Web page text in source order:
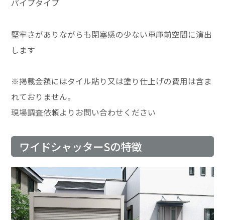
パイプタイプ
堅牢さがありながらも閉塞感の少ない車庫前空間に演出
します
※掲載金額にはタイル貼り又は塗り仕上げの費用は含ま
れておりません。
現場調査依頼よりお問い合わせください
ワイドシャッターSの特徴